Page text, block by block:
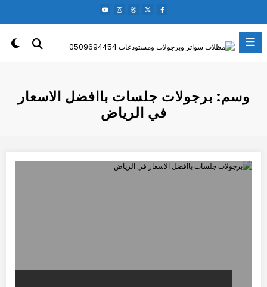
المحتوى
وسم: برجولات جلسات باافضل الاسعار
في الرياض